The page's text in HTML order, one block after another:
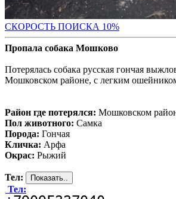
СКОРОСТЬ ПОИСКА 10%
Пропала собака Мошково
Потерялась собака русская гончая
Мошковском районе, с легким
Район где потерялся: Мошковском
Пол животного: Самка
Порода: Гончая
Кличка: Арфа
Окрас: Рыжий
Тел:
Тел: